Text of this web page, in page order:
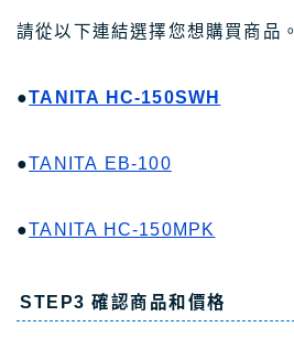
請從以下連結選擇您想購買商品。
●TANITA HC-150SWH
●TANITA EB-100
●TANITA HC-150MPK
STEP3 確認商品和價格